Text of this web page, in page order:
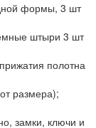
формы, 3 шт
штыри 3 шт
полотна
размера);
замки, ключи и